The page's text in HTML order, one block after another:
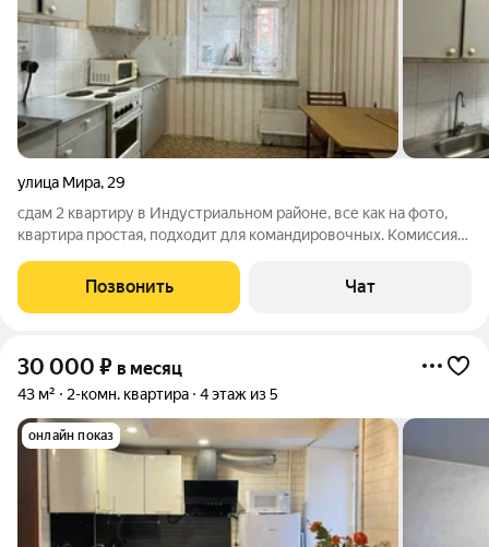
улица Мира, 29
сдам 2 квартиру в Индустриальном районе, все как на фото,
квартира простая, подходит для командировочных. Комиссия
Позвонить Чат
30 000 ₽ в месяц
43 м² 2-комн. квартира 4 этаж из 5
онлайн показ